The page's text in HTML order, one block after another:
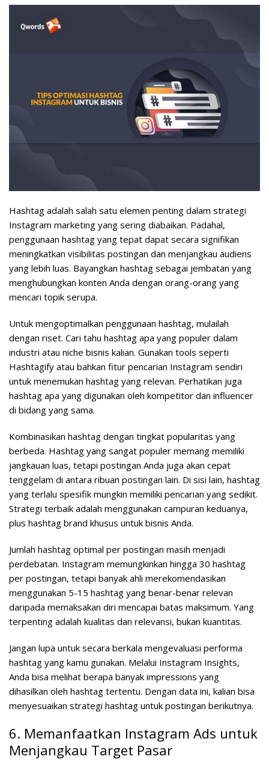
Hashtag adalah salah satu elemen penting dalam strategi
Instagram marketing yang sering diabaikan. Padahal,
penggunaan hashtag yang tepat dapat secara signifikan
meningkatkan visibilitas postingan dan menjangkau audiens
yang lebih luas. Bayangkan hashtag sebagai jembatan yang
menghubungkan konten Anda dengan orang-orang yang
mencari topik serupa.
Untuk mengoptimalkan penggunaan hashtag, mulailah
dengan riset. Cari tahu hashtag apa yang populer dalam
industri atau niche bisnis kalian. Gunakan tools seperti
Hashtagify atau bahkan fitur pencarian Instagram sendiri
untuk menemukan hashtag yang relevan. Perhatikan juga
hashtag apa yang digunakan oleh kompetitor dan influencer
di bidang yang sama.
Kombinasikan hashtag dengan tingkat popularitas yang
berbeda. Hashtag yang sangat populer memang memiliki
jangkauan luas, tetapi postingan Anda juga akan cepat
tenggelam di antara ribuan postingan lain. Di sisi lain, hashtag
yang terlalu spesifik mungkin memiliki pencarian yang sedikit.
Strategi terbaik adalah menggunakan campuran keduanya,
plus hashtag brand khusus untuk bisnis Anda.
Jumlah hashtag optimal per postingan masih menjadi
perdebatan. Instagram memungkinkan hingga 30 hashtag
per postingan, tetapi banyak ahli merekomendasikan
menggunakan 5-15 hashtag yang benar-benar relevan
daripada memaksakan diri mencapai batas maksimum. Yang
terpenting adalah kualitas dan relevansi, bukan kuantitas.
Jangan lupa untuk secara berkala mengevaluasi performa
hashtag yang kamu gunakan. Melalui Instagram Insights,
Anda bisa melihat berapa banyak impressions yang
dihasilkan oleh hashtag tertentu. Dengan data ini, kalian bisa
menyesuaikan strategi hashtag untuk postingan berikutnya.
6. Memanfaatkan Instagram Ads untuk
Menjangkau Target Pasar